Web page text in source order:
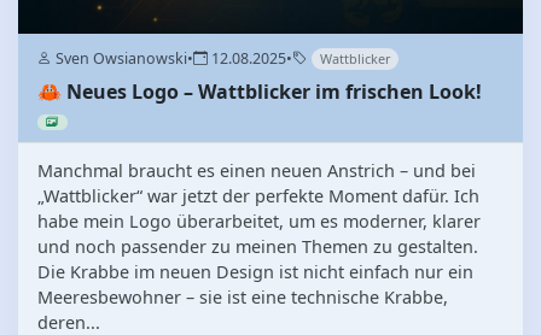
Sven Owsianowski• 12.08.2025• Wattblicker
🦀 Neues Logo – Wattblicker im frischen Look!
Manchmal braucht es einen neuen Anstrich – und bei
„Wattblicker“ war jetzt der perfekte Moment dafür. Ich
habe mein Logo überarbeitet, um es moderner, klarer
und noch passender zu meinen Themen zu gestalten.
Die Krabbe im neuen Design ist nicht einfach nur ein
Meeresbewohner – sie ist eine technische Krabbe,
deren...